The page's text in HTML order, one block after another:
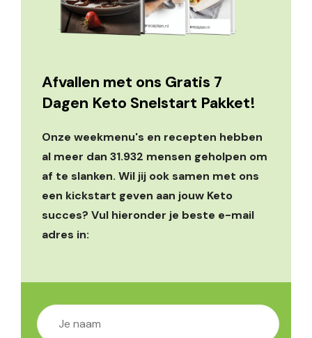
Afvallen met ons Gratis 7
Dagen Keto Snelstart Pakket!
Onze weekmenu's en recepten hebben
al meer dan 31.932 mensen geholpen om
af te slanken. Wil jij ook samen met ons
een kickstart geven aan jouw Keto
succes? Vul hieronder je beste e-mail
adres in: